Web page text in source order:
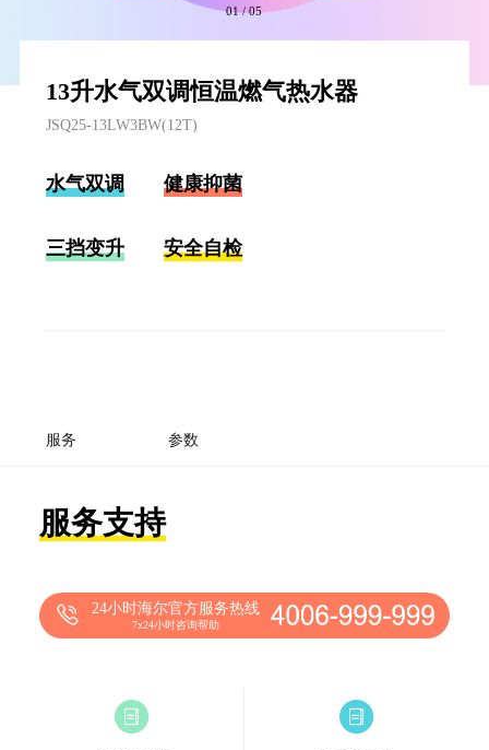
01/05
13升水气双调恒温燃气热水器
JSQ25-13LW3BW(12T)
水气双调 健康抑菌
三挡变升 安全自检
服务 参数
服务支持
24小时海尔官方服务热线
7x24小时咨询帮助